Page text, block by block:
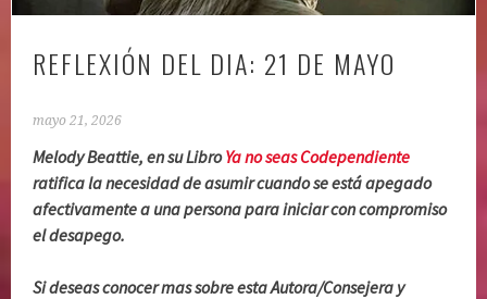
REFLEXIÓN DEL DIA: 21 DE MAYO
mayo 21, 2026
Melody Beattie, en su LibroYa no seas Codependiente
ratifica la necesidad de asumir cuando se está apegado
afectivamente a una persona para iniciar con compromiso
el desapego.
Si deseas conocer mas sobre esta Autora/Consejera y